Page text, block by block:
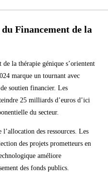
Financement de la
de la thérapie génique s’orientent
marque un tournant avec
soutien financier. Les
25 milliards d’euros d’ici
du secteur.
des ressources. Les
des projets prometteurs en
améliore
des fonds publics.